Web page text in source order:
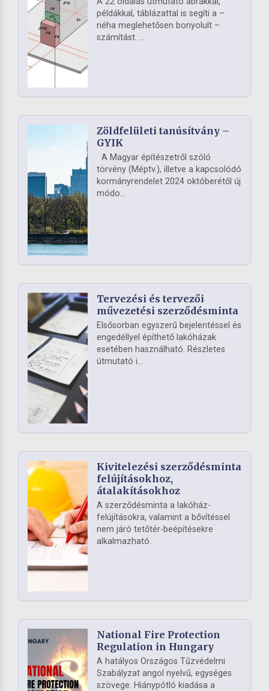
példákkal, táblázattal is segíti a –
néha meglehetősen bonyolult –
számítást. ...
Zöldfelületi tanúsítvány –
GYIK
A Magyar építészetről szóló
törvény (Méptv.), illetve a kapcsolódó
kormányrendelet 2024 októberétől új
módo...
Tervezési és tervezői
művezetési szerződésminta
Elsősorban egyszerű bejelentéssel és
engedéllyel építhető lakóházak
esetében használható. Részletes
útmutató i...
Kivitelezési szerződésminta
felújításokhoz,
átalakításokhoz
A szerződésminta a lakóház-
felújításokra, valamint a bővítéssel
nem járó tetőtér-beépítésekre
alkalmazható.
National Fire Protection
Regulation in Hungary
A hatályos Országos Tűzvédelmi
Szabályzat angol nyelvű, egységes
szövege. Hiánypótló kiadása a